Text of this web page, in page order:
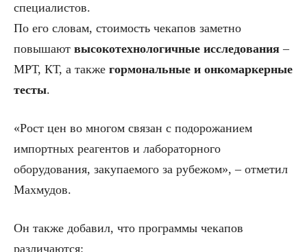
специалистов.
По его словам, стоимость чекапов заметно
повышают высокотехнологичные исследования –
МРТ, КТ, а также гормональные и онкомаркерные
тесты.
«Рост цен во многом связан с подорожанием
импортных реагентов и лабораторного
оборудования, закупаемого за рубежом», – отметил
Махмудов.
Он также добавил, что программы чекапов
различаются: